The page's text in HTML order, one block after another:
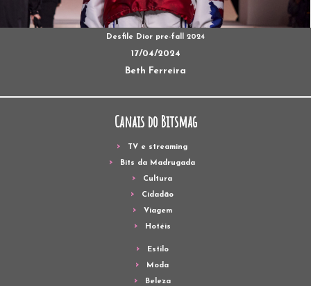
Desfile Dior pre-fall 2024
17/04/2024
Beth Ferreira
Canais do Bitsmag
TV e streaming
Bits da Madrugada
Cultura
Cidadão
Viagem
Hotéis
Estilo
Moda
Beleza